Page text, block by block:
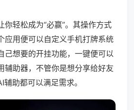
你轻松成为“必赢”。其操作方式
应用便可以自定义手机打牌系统
己想要的开挂功能，一键便可以
辅助器，不管你是想分享给好友
助都可以满足需求。